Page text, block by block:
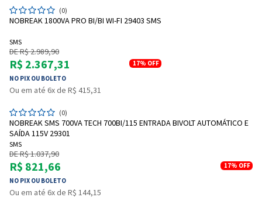
(0)
NOBREAK 1800VA PRO BI/BI WI-FI 29403 SMS
SMS
DE R$ 2.989,90
R$ 2.367,31
NO PIX OU BOLETO
17% OFF
Ou em até 6x de R$ 415,31
(0)
NOBREAK SMS 700VA TECH 700BI/115 ENTRADA BIVOLT AUTOMÁTICO E
SAÍDA 115V 29301
SMS
DE R$ 1.037,90
R$ 821,66
NO PIX OU BOLETO
17% OFF
Ou em até 6x de R$ 144,15